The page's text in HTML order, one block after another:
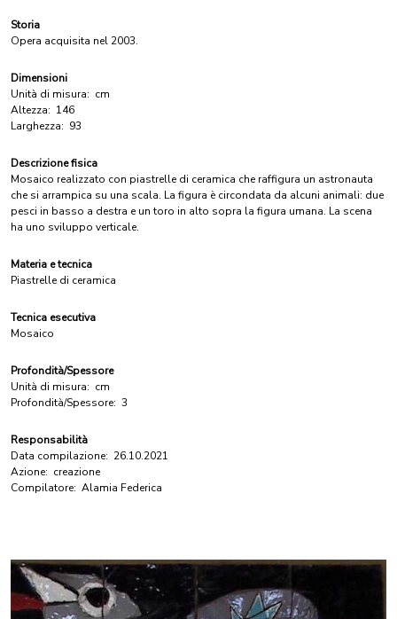
Storia
Opera acquisita nel 2003.
Dimensioni
Unità di misura: cm
Altezza: 146
Larghezza: 93
Descrizione fisica
Mosaico realizzato con piastrelle di ceramica che raffigura un astronauta
che si arrampica su una scala. La figura è circondata da alcuni animali: due
pesci in basso a destra e un toro in alto sopra la figura umana. La scena
ha uno sviluppo verticale.
Materia e tecnica
Piastrelle di ceramica
Tecnica esecutiva
Mosaico
Profondità/Spessore
Unità di misura: cm
Profondità/Spessore: 3
Responsabilità
Data compilazione: 26.10.2021
Azione: creazione
Compilatore: Alamia Federica